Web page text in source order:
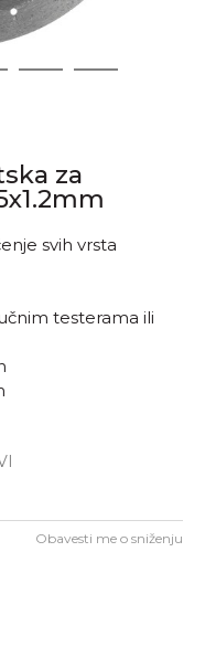
5 6
za
svih vrsta
testerama ili
Obavesti me o sniženju